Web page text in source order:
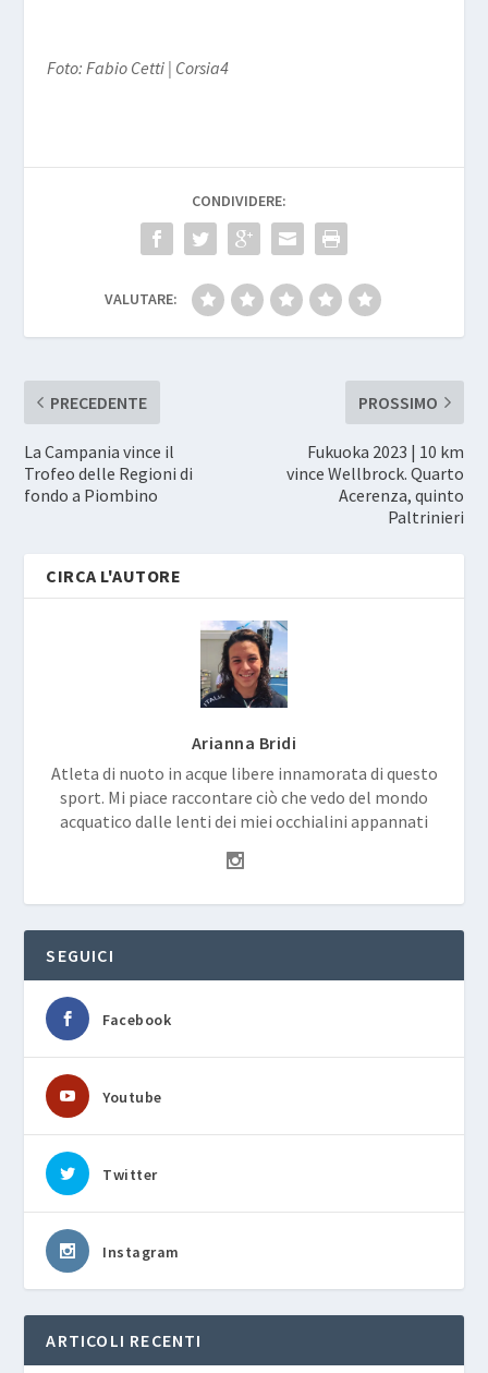
Foto: Fabio Cetti | Corsia4
CONDIVIDERE:
VALUTARE:
PRECEDENTE
La Campania vince il
Trofeo delle Regioni di
fondo a Piombino
PROSSIMO
Fukuoka 2023 | 10 km
vince Wellbrock. Quarto
Acerenza, quinto
Paltrinieri
CIRCA L'AUTORE
Arianna Bridi
Atleta di nuoto in acque libere innamorata di questo
sport. Mi piace raccontare ciò che vedo del mondo
acquatico dalle lenti dei miei occhialini appannati
SEGUICI
Facebook
Youtube
Twitter
Instagram
ARTICOLI RECENTI